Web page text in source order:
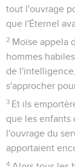
tout l'ouvrage
que l'Éternel
2 Moïse appela
hommes
de
s'approcher
3 Et ils
que les enfants
l'ouvrage du
apportaient
4